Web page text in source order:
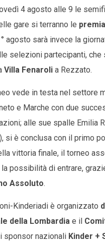
4 agosto alle 9 le
gare si terranno le
agosto sarà invece la
selezioni partecipanti,
Villa Fenaroli a Rezzato.
vede in testa nel settore
e Marche con due
alle sue spalle Emilia
si è conclusa con il primo
vittoria finale, il torneo
possibilità di entrare,
Assoluto.
Kinderiadi è organizzato
della Lombardia e il
sponsor nazionali Kinder +